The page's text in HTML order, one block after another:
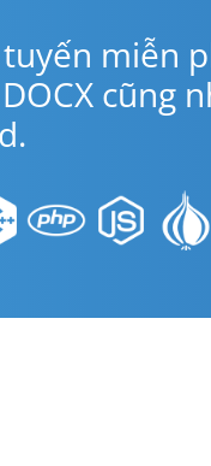
miễn
cũng